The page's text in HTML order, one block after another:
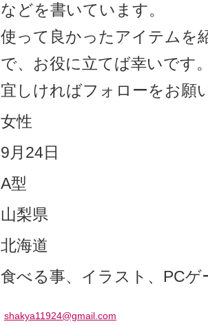
などを書いています。
使って良かったアイテムを
で、お役に立てば幸いです
宜しければフォローをお願
女性
9月24日
A型
山梨県
北海道
食べる事、イラスト、PC
shakya11924@gmail.com